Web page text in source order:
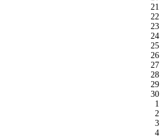
21
22
23
24
25
26
27
28
29
30
1
2
3
4